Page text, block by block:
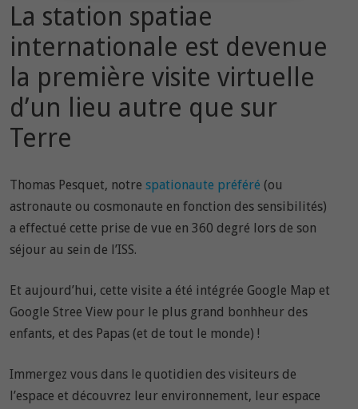
La station spatiae
internationale est devenue
la première visite virtuelle
d’un lieu autre que sur
Terre
Thomas Pesquet, notrespationaute préféré (ou
astronaute ou cosmonaute en fonction des sensibilités)
a effectué cette prise de vue en 360 degré lors de son
séjour au sein de l’ISS.
Et aujourd’hui, cette visite a été intégrée Google Map et
Google Stree View pour le plus grand bonhheur des
enfants, et des Papas (et de tout le monde) !
Immergez vous dans le quotidien des visiteurs de
l’espace et découvrez leur environnement, leur espace